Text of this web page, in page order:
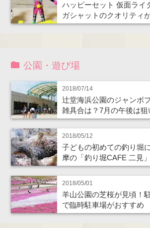
ハッピーセット 仮面ライ
ガシャットのクオリティ
公園・遊び場
2018/07/14
辻堂海浜公園のジャンボ
雑具合は？7月の午後は狙
2018/05/12
子どもの初めての釣り堀
摩の「釣り堀CAFE 二見」
2018/05/01
羊山公園の芝桜が見頃！
で臨時駐車場がおすすめ